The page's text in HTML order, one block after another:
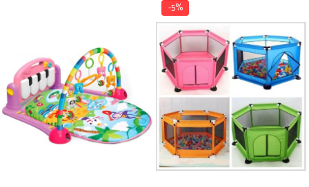
-5%